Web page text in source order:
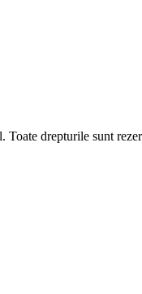
drepturile sunt